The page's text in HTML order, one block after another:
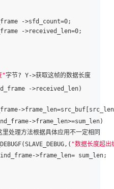
"字节? Y->获取这帧的数据长度
-
>frame_len>=sum_len)
据具体应用不一定相同
"数据长度超